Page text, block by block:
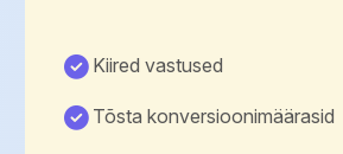
Kiired vastused
Tõsta konversioonimäärasid